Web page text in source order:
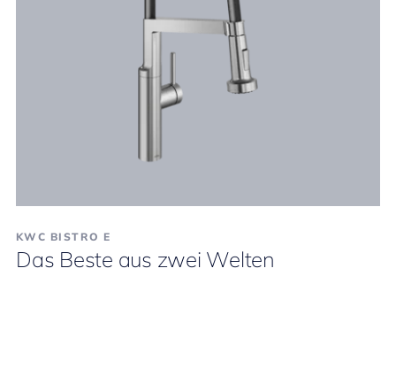
KWC BISTRO E
Das Beste aus zwei Welten